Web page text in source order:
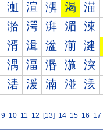
渱 渲 渳 渴 渵
湁 湂 湃 湄 湅
湑 湒 湓 湔 湕
湡 湢 湣 湤 湥
湱 湲 湳 湴 湵
9 10 11 12 [13] 14 15 16 17